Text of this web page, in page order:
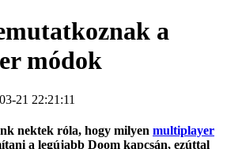
a
módok
21 22:21:11
nektek róla, hogy milyen multiplayer
a legújabb Doom kapcsán, ezúttal